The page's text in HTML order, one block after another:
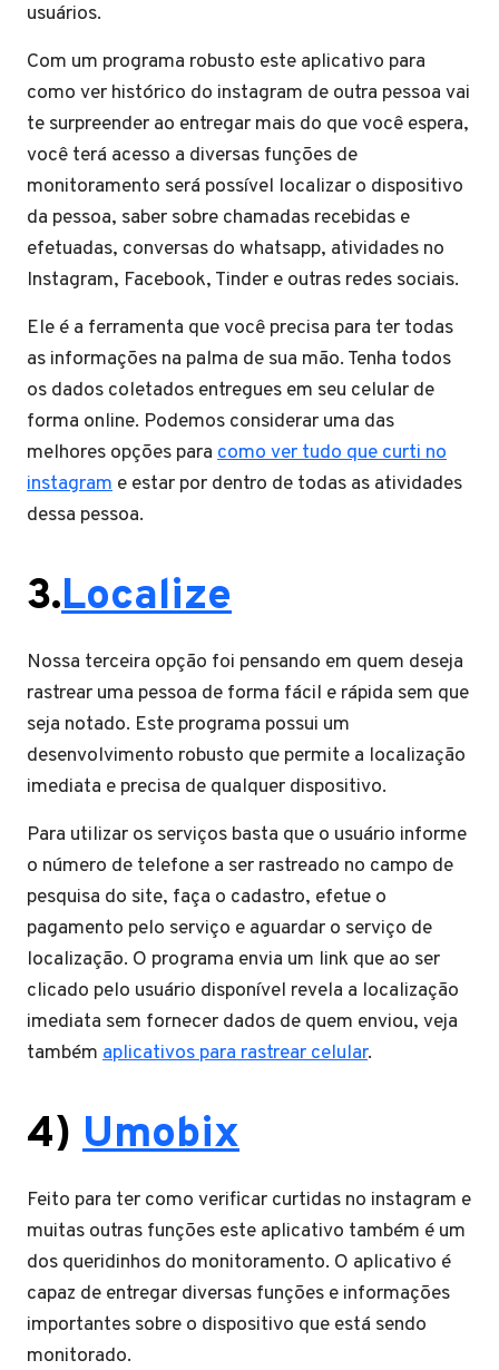
usuários.
Com um programa robusto este aplicativo para
como ver histórico do instagram de outra pessoa vai
te surpreender ao entregar mais do que você espera,
você terá acesso a diversas funções de
monitoramento será possível localizar o dispositivo
da pessoa, saber sobre chamadas recebidas e
efetuadas, conversas do whatsapp, atividades no
Instagram, Facebook, Tinder e outras redes sociais.
Ele é a ferramenta que você precisa para ter todas
as informações na palma de sua mão. Tenha todos
os dados coletados entregues em seu celular de
forma online. Podemos considerar uma das
melhores opções para como ver tudo que curti no
instagram e estar por dentro de todas as atividades
dessa pessoa.
3.Localize
Nossa terceira opção foi pensando em quem deseja
rastrear uma pessoa de forma fácil e rápida sem que
seja notado. Este programa possui um
desenvolvimento robusto que permite a localização
imediata e precisa de qualquer dispositivo.
Para utilizar os serviços basta que o usuário informe
o número de telefone a ser rastreado no campo de
pesquisa do site, faça o cadastro, efetue o
pagamento pelo serviço e aguardar o serviço de
localização. O programa envia um link que ao ser
clicado pelo usuário disponível revela a localização
imediata sem fornecer dados de quem enviou, veja
também aplicativos para rastrear celular.
4) Umobix
Feito para ter como verificar curtidas no instagram e
muitas outras funções este aplicativo também é um
dos queridinhos do monitoramento. O aplicativo é
capaz de entregar diversas funções e informações
importantes sobre o dispositivo que está sendo
monitorado.